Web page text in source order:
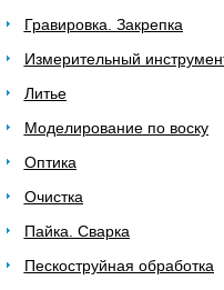
Гравировка. Закрепка
Измерительный
Литье
Моделирование по воску
Оптика
Очистка
Пайка. Сварка
Пескоструйная обработка